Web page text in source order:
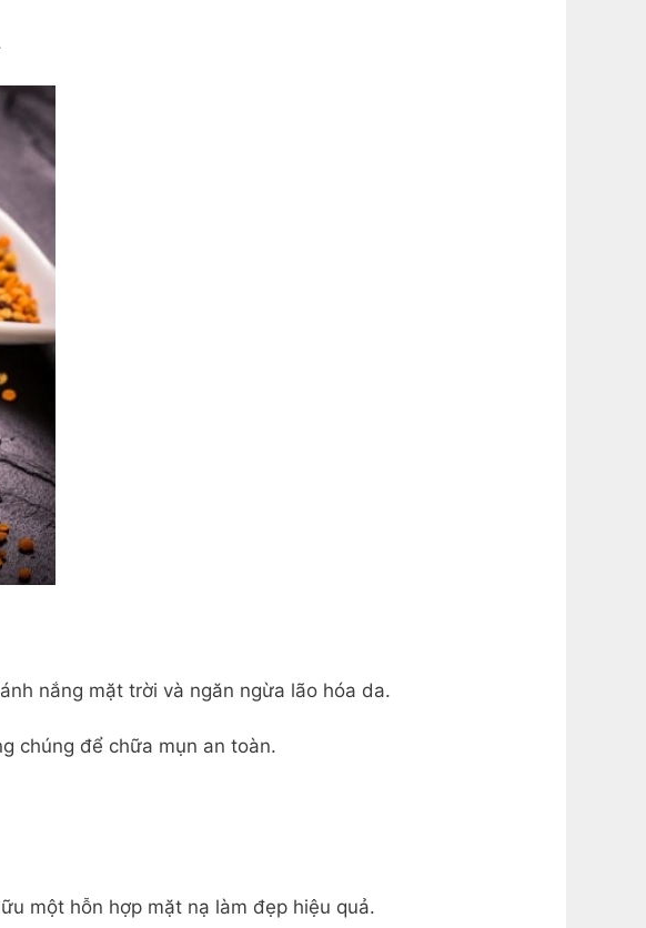
nắng mặt trời và ngăn ngừa lão hóa da.
chúng để chữa mụn an toàn.
một hỗn hợp mặt nạ làm đẹp hiệu quả.